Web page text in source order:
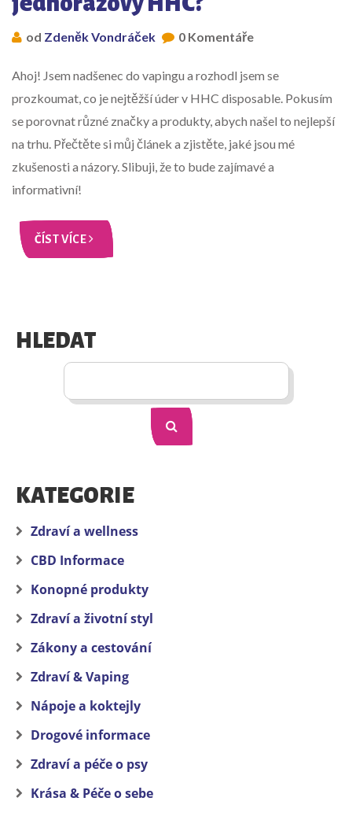
od Zdeněk Vondráček 0 Komentáře
Ahoj! Jsem nadšenec do vapingu a rozhodl jsem se
prozkoumat, co je nejtěžší úder v HHC disposable. Pokusím
se porovnat různé značky a produkty, abych našel to nejlepší
na trhu. Přečtěte si můj článek a zjistěte, jaké jsou mé
zkušenosti a názory. Slibuji, že to bude zajímavé a
informativní!
ČÍST VÍCE
HLEDAT
KATEGORIE
Zdraví a wellness
CBD Informace
Konopné produkty
Zdraví a životní styl
Zákony a cestování
Zdraví & Vaping
Nápoje a koktejly
Drogové informace
Zdraví a péče o psy
Krása & Péče o sebe